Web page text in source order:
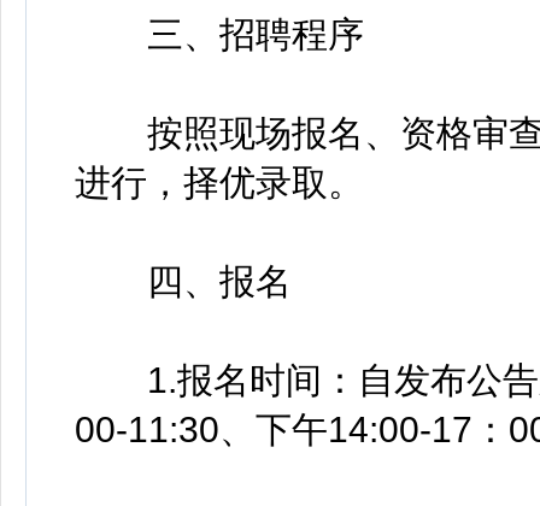
三、招聘程序
按照现场报名、资格审查
进行，择优录取。
四、报名
1.报名时间：自发布公告
00-11:30、下午14:00-17：